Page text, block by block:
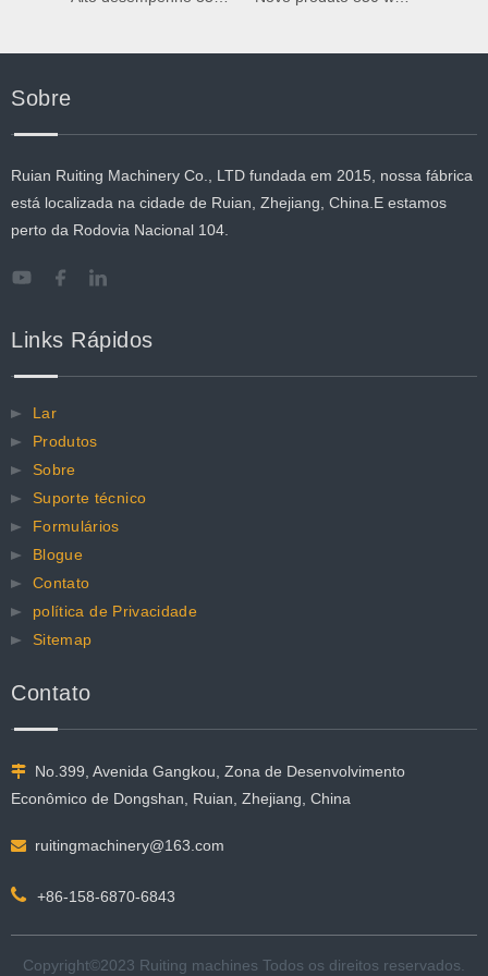
Sobre
Ruian Ruiting Machinery Co., LTD fundada em 2015, nossa fábrica
está localizada na cidade de Ruian, Zhejiang, China.E estamos
perto da Rodovia Nacional 104.
Links Rápidos
Lar
Produtos
Sobre
Suporte técnico
Formulários
Blogue
Contato
política de Privacidade
Sitemap
Contato

No.399, Avenida Gangkou, Zona de Desenvolvimento
Econômico de Dongshan, Ruian, Zhejiang, China
 ruitingmachinery@163.com
 +86-158-6870-6843
Copyright©2023 Ruiting machines Todos os direitos reservados.​​​​​​​